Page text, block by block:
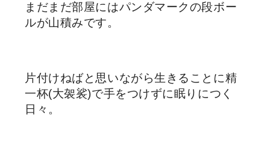
まだまだ部屋にはパンダマークの段ボー
ルが山積みです。
片付けねばと思いながら生きることに精
一杯(大袈裟)で手をつけずに眠りにつく
日々。